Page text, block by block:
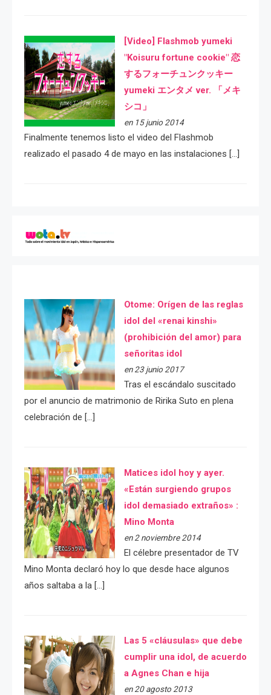
[Video] Flashmob yumeki
"Koisuru fortune cookie" 恋
するフォーチュンクッキー
yumeki エンタメ ver. 「メキ
シコ」
en 15 junio 2014
Finalmente tenemos listo el video del Flashmob
realizado el pasado 4 de mayo en las instalaciones […]
Otome: Orígen de las reglas
idol del «renai kinshi»
(prohibición del amor) para
señoritas idol
en 23 junio 2017
Tras el escándalo suscitado
por el anuncio de matrimonio de Ririka Suto en plena
celebración de […]
Matices idol hoy y ayer.
«Están surgiendo grupos
idol demasiado extraños» :
Mino Monta
en 2 noviembre 2014
El célebre presentador de TV
Mino Monta declaró hoy lo que desde hace algunos
años saltaba a la […]
Las 5 «cláusulas» que debe
cumplir una idol, de acuerdo
a Agnes Chan e hija
en 20 agosto 2013